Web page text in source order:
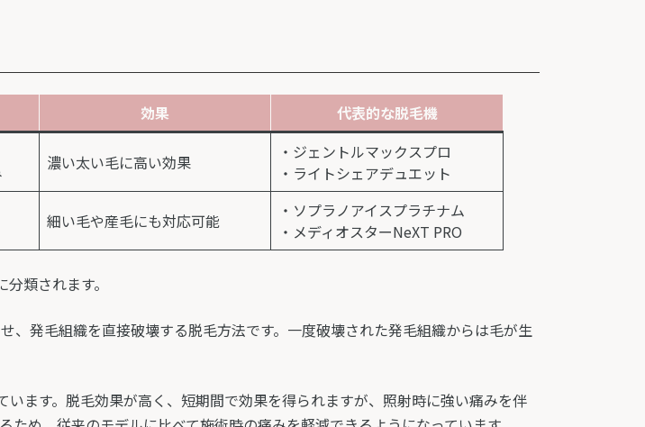
効果 代表的な脱毛機
濃い太い毛に高い効果
・ジェントルマックスプロ
・ライトシェアデュエット
細い毛や産毛にも対応可能
・ソプラノアイスプラチナム
・メディオスターNeXT PRO
類されます。
発毛組織を直接破壊する脱毛方法です。一度破壊された発毛組織からは毛が生
ます。脱毛効果が高く、短期間で効果を得られますが、照射時に強い痛みを伴